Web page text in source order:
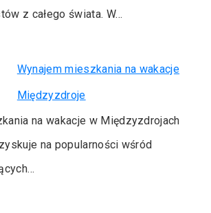
z całego świata. W…
Wynajem mieszkania na wakacje
Międzyzdroje
na wakacje w Międzyzdrojach
na popularności wśród